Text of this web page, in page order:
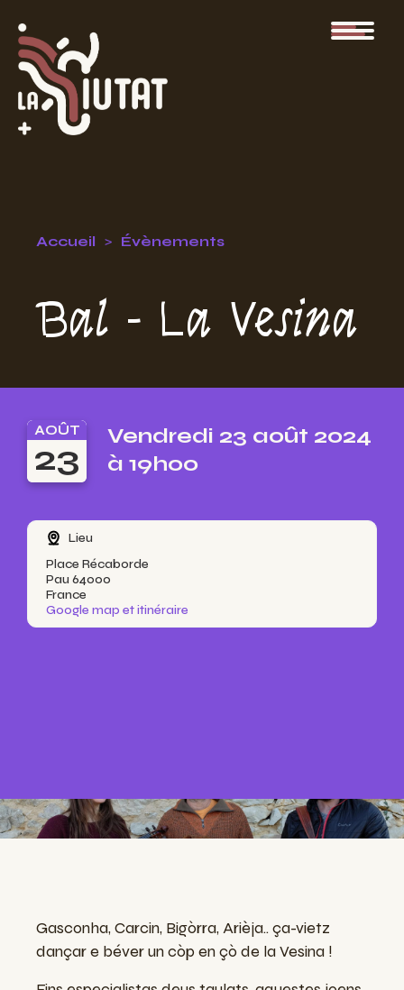
Accueil Évènements
Bal - La Vesina
AOÛT
23
Vendredi 23 août 2024
à 19h00
Lieu
Place Récaborde
Pau 64000
France
Google map et itinéraire
Gasconha, Carcin, Bigòrra, Arièja..ça-vietz
dançar e béver un còp en çò de la Vesina !